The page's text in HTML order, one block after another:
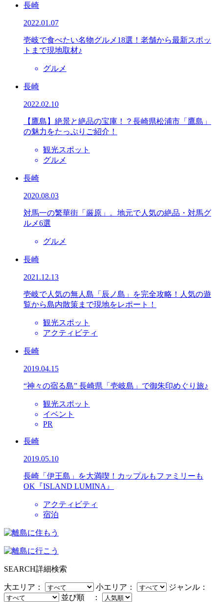
長崎
2022.01.07
壱岐で食べたい名物グルメ18選！老舗から最新スポッ
トまで現地取材♪
グルメ
長崎
2022.02.10
【鷹島】絶景と絶品の宝庫！？長崎県松浦市「鷹島」
の魅力をたっぷりご紹介！
観光スポット
グルメ
長崎
2020.08.03
対馬一の繁華街「厳原」。地元で人気の絶品・対馬グ
ルメ6選
グルメ
長崎
2021.12.13
壱岐で人気の無人島「辰ノ島」を完全攻略！人気の遊
覧から島内散策まで現地をレポート！
観光スポット
アクティビティ
長崎
2019.04.15
“神々の宿る島” 長崎県「壱岐島」で御朱印めぐり旅♪
観光スポット
イベント
PR
長崎
2019.05.10
長崎「伊王島」を大満喫！カップルもファミリーも
OK『ISLAND LUMINA』
アクティビティ
宿泊
SEARCH詳細検索
大エリア： 小エリア：
ジャンル：
並び順 ：